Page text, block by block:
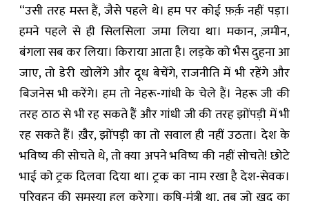
“उसी तरह मस्त हैं, जैसे पहले थे। हम पर कोई फ़र्क़ नहीं पड़ा।
हमने पहले से ही सिलसिला जमा लिया था। मकान, ज़मीन,
बंगला सब कर लिया। किराया आता है। लड़के को भैस दुहना आ
जाए, तो डेरी खोलेंगे और दूध बेचेंगे, राजनीति में भी रहेंगे और
बिजनेस भी करेंगे। हम तो नेहरू-गांधी के चेले हैं। नेहरू जी की
तरह ठाठ से भी रह सकते हैं और गांधी जी की तरह झोंपड़ी में भी
रह सकते हैं। ख़ैर, झोंपड़ी का तो सवाल ही नहीं उठता। देश के
भविष्य की सोचते थे, तो क्या अपने भविष्य की नहीं सोचते! छोटे
भाई को ट्रक दिलवा दिया था। ट्रक का नाम रखा है देश-सेवक।